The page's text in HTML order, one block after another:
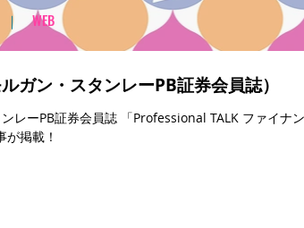
｜ WEB
ガン・スタンレーPB証券会員誌）
ーPB証券会員誌 「Professional TALK ファイナ
掲載！